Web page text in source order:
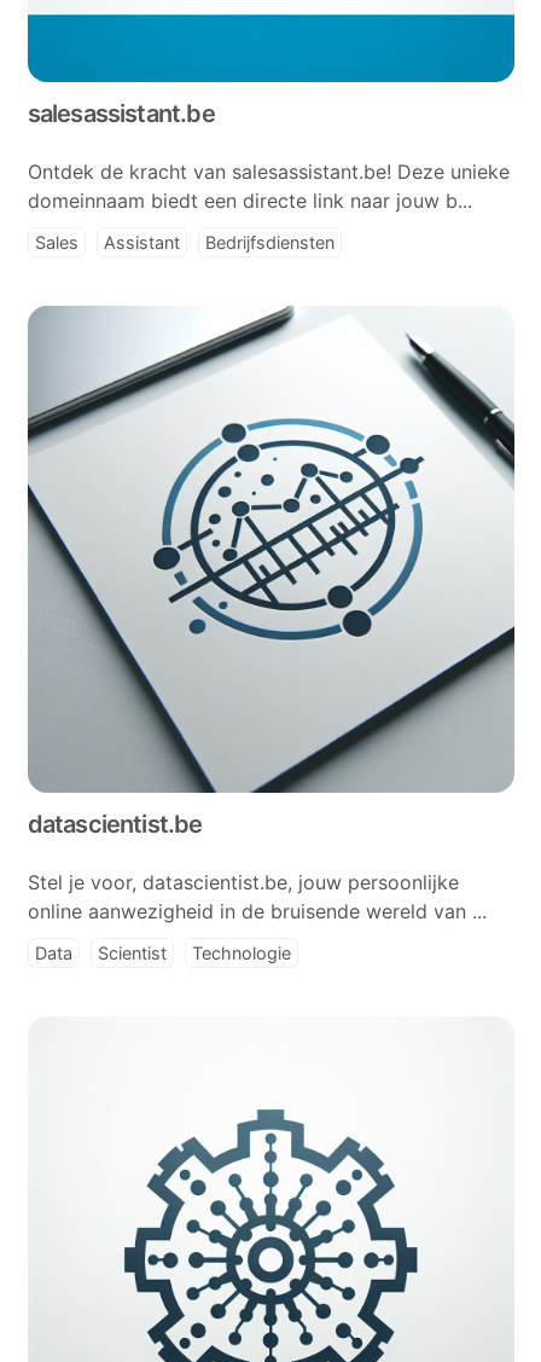
salesassistant.be
Ontdek de kracht van salesassistant.be! Deze unieke
domeinnaam biedt een directe link naar jouw b...
Sales Assistant Bedrijfsdiensten
datascientist.be
Stel je voor, datascientist.be, jouw persoonlijke
online aanwezigheid in de bruisende wereld van ...
Data Scientist Technologie